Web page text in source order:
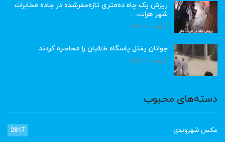
ریزش یک چاه ده‌متری تازه‌حفرشده در جاده مخابرات
شهر هرات،…
آگوست 5, 2026
جوانان یفتل پاسگاه ط٫البان را محاصره کردند
آگوست 5, 2026
دسته‌های محبوب
عکس شهروندی 2817